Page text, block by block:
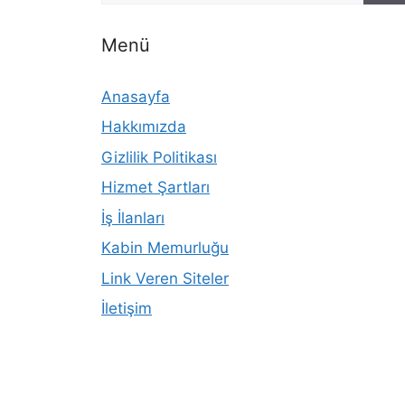
Menü
Anasayfa
Hakkımızda
Gizlilik Politikası
Hizmet Şartları
İş İlanları
Kabin Memurluğu
Link Veren Siteler
İletişim